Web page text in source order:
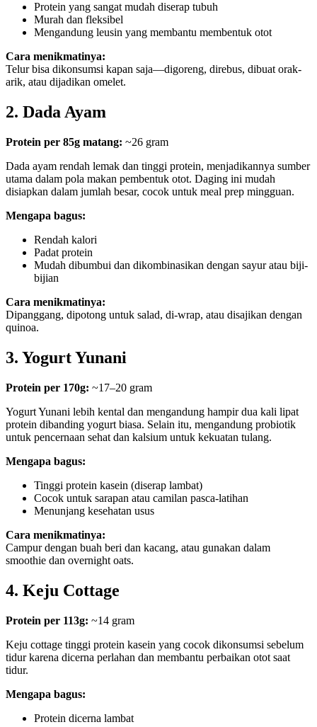
Protein yang sangat mudah diserap tubuh
Murah dan fleksibel
Mengandung leusin yang membantu membentuk otot
Cara menikmatinya:
Telur bisa dikonsumsi kapan saja—digoreng, direbus, dibuat orak-
arik, atau dijadikan omelet.
2. Dada Ayam
Protein per 85g matang: ~26 gram
Dada ayam rendah lemak dan tinggi protein, menjadikannya sumber
utama dalam pola makan pembentuk otot. Daging ini mudah
disiapkan dalam jumlah besar, cocok untuk meal prep mingguan.
Mengapa bagus:
Rendah kalori
Padat protein
Mudah dibumbui dan dikombinasikan dengan sayur atau biji-
bijian
Cara menikmatinya:
Dipanggang, dipotong untuk salad, di-wrap, atau disajikan dengan
quinoa.
3. Yogurt Yunani
Protein per 170g: ~17–20 gram
Yogurt Yunani lebih kental dan mengandung hampir dua kali lipat
protein dibanding yogurt biasa. Selain itu, mengandung probiotik
untuk pencernaan sehat dan kalsium untuk kekuatan tulang.
Mengapa bagus:
Tinggi protein kasein (diserap lambat)
Cocok untuk sarapan atau camilan pasca-latihan
Menunjang kesehatan usus
Cara menikmatinya:
Campur dengan buah beri dan kacang, atau gunakan dalam
smoothie dan overnight oats.
4. Keju Cottage
Protein per 113g: ~14 gram
Keju cottage tinggi protein kasein yang cocok dikonsumsi sebelum
tidur karena dicerna perlahan dan membantu perbaikan otot saat
tidur.
Mengapa bagus:
Protein dicerna lambat